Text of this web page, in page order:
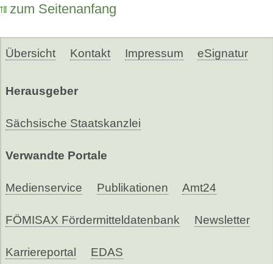
zum Seitenanfang
Übersicht Kontakt Impressum eSignatur
Herausgeber
Sächsische Staatskanzlei
Verwandte Portale
Medienservice Publikationen Amt24
FÖMISAX Fördermitteldatenbank Newsletter
Karriereportal EDAS